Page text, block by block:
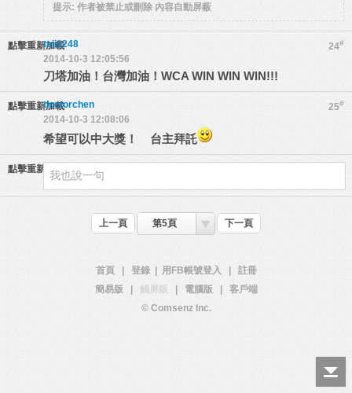
提示: 作者被禁止或刪除 內容自動屏蔽
點擊重新加載 24#
taii1248
2014-10-3 12:05:56
刀塔加油！台灣加油！WCA WIN WIN WIN!!!
點擊重新加載 25#
doctorchen
2014-10-3 12:08:06
希望可以中大獎！ 台主拜託
點擊重新加載
上一頁 第5頁 下一頁
首頁 登錄 用FB帳號登入
註冊
簡易版
觸屏版 電腦版
客戶端
© Comsenz Inc.